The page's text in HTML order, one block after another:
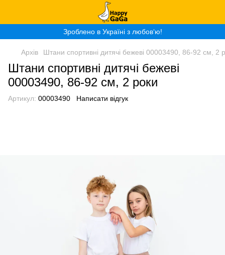
Зроблено в Україні з любов‘ю!
Архів Штани спортивні дитячі бежеві 00003490, 86-92 см, 2
Штани спортивні дитячі бежеві
00003490, 86-92 см, 2 роки
Артикул: 00003490 Написати відгук